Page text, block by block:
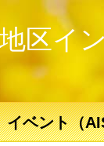
区イ
イベント（